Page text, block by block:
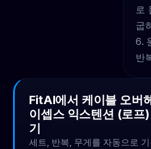
로
굽
반
FitAI에서 케이블 오버
이셉스 익스텐션 (로프
기
세트, 반복, 무게를 자동으로